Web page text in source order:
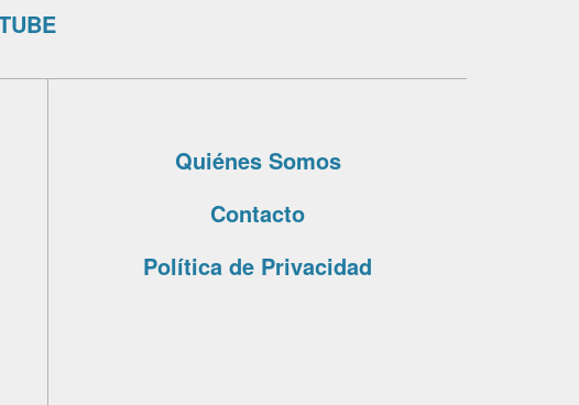
Quiénes Somos
Contacto
Política de Privacidad